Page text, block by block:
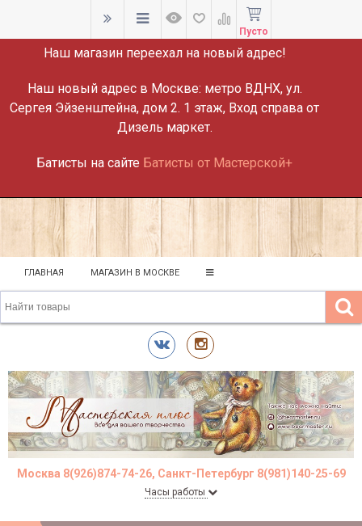
ВНИМАНИЕ!
Наш магазин переехал на новый адрес!
Наш новый адрес в Москве: метро ВДНХ, ул.
Сергея Эйзенштейна, дом 2. 1 этаж, Вход справа от
Дизель маркет.
Батисты на сайте Батисты от Мастерской+
Пусто
ГЛАВНАЯ МАГАЗИН В МОСКВЕ
Москва 8(926)874-74-26, Санкт-Петербург 8(981)140-25-69
Часы работы